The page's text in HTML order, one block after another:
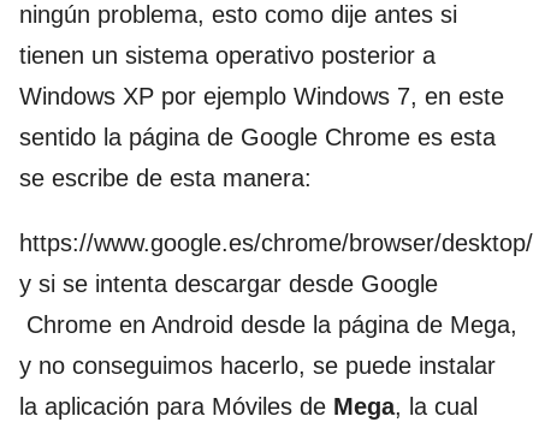
ningún problema, esto como dije antes si
tienen un sistema operativo posterior a
Windows XP por ejemplo Windows 7, en este
sentido la página de Google Chrome es esta
se escribe de esta manera:
https://www.google.es/chrome/browser/desktop/
y si se intenta descargar desde Google
Chrome en Android desde la página de Mega,
y no conseguimos hacerlo, se puede instalar
la aplicación para Móviles de Mega, la cual